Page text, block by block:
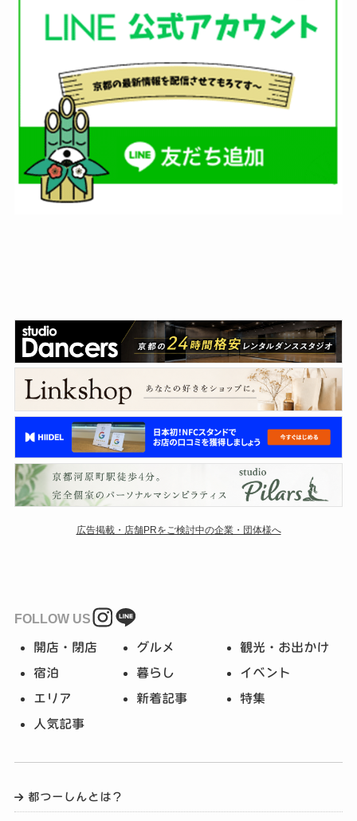
広告掲載・店舗PRをご検討中の企業・団体様へ
FOLLOW US
開店・閉店 グルメ 観光・お出かけ
宿泊 暮らし イベント
エリア 新着記事 特集
人気記事
都つーしんとは？